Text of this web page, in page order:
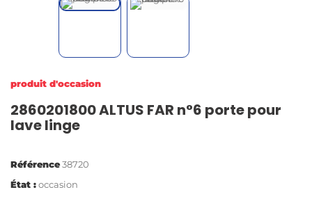
produit d'occasion
2860201800 ALTUS FAR n°6 porte pour
lave linge
Référence38720
État :occasion